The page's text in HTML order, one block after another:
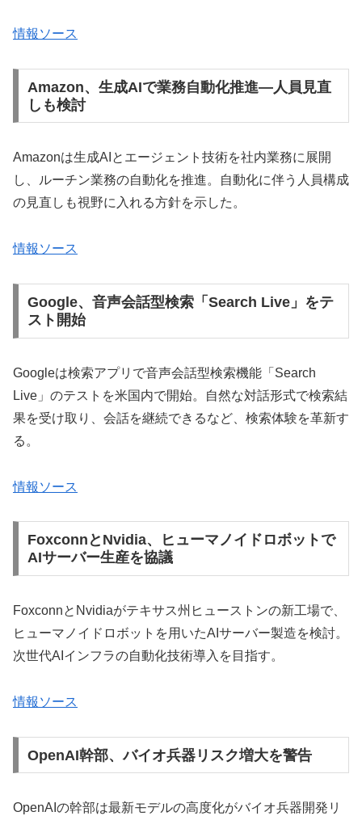
情報ソース
Amazon、生成AIで業務自動化推進―人員見直
しも検討
Amazonは生成AIとエージェント技術を社内業務に展開
し、ルーチン業務の自動化を推進。自動化に伴う人員構成
の見直しも視野に入れる方針を示した。
情報ソース
Google、音声会話型検索「Search Live」をテ
スト開始
Googleは検索アプリで音声会話型検索機能「Search
Live」のテストを米国内で開始。自然な対話形式で検索結
果を受け取り、会話を継続できるなど、検索体験を革新す
る。
情報ソース
FoxconnとNvidia、ヒューマノイドロボットで
AIサーバー生産を協議
FoxconnとNvidiaがテキサス州ヒューストンの新工場で、
ヒューマノイドロボットを用いたAIサーバー製造を検討。
次世代AIインフラの自動化技術導入を目指す。
情報ソース
OpenAI幹部、バイオ兵器リスク増大を警告
OpenAIの幹部は最新モデルの高度化がバイオ兵器開発リ